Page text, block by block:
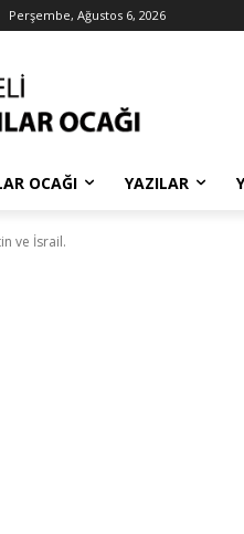
Perşembe, Ağustos 6, 2026
OCAĞI YAZILAR
ve İsrail.